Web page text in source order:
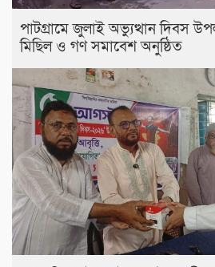
পাটগ্রামে জুলাই অভ্যুত্থান দিবস
মিছিল ও গণ সমাবেশ অনুষ্ঠিত